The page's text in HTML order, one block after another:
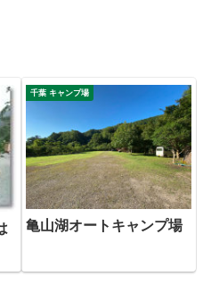
千葉 キャンプ場
亀山湖オートキャンプ場